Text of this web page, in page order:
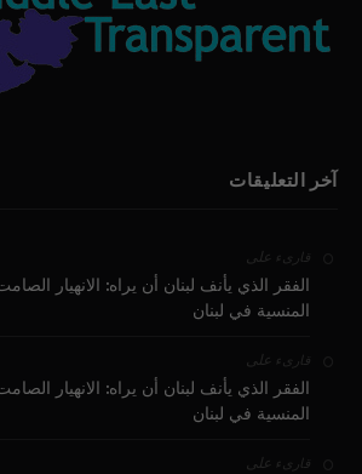
آخر التعليقات
قارىء على
الفقر الذي يأنف لبنان أن يراه: الانهيار
المنسية في لبنان
قارىء على
الفقر الذي يأنف لبنان أن يراه: الانهيار
المنسية في لبنان
قارىء على